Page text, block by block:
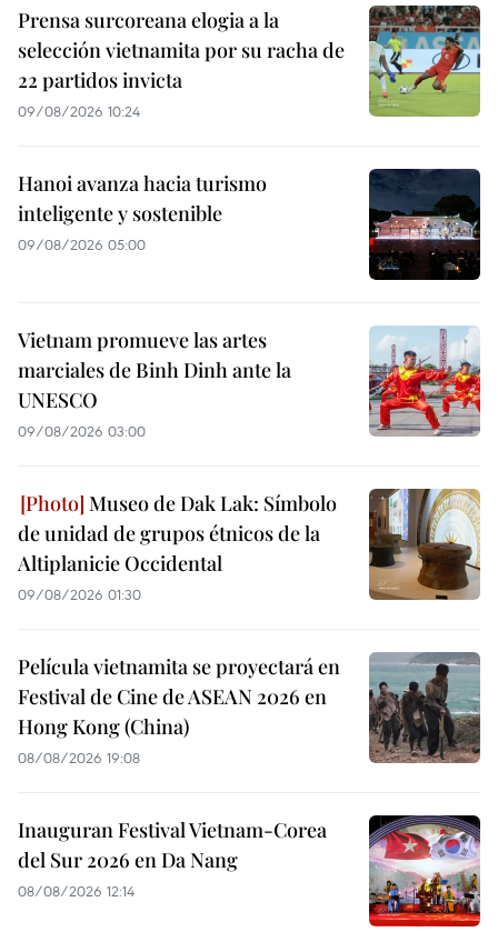
Prensa surcoreana elogia a la
selección vietnamita por su racha de
22 partidos invicta
09/08/2026 10:24
Hanoi avanza hacia turismo
inteligente y sostenible
09/08/2026 05:00
Vietnam promueve las artes
marciales de Binh Dinh ante la
UNESCO
09/08/2026 03:00
Museo de Dak Lak: Símbolo
de unidad de grupos étnicos de la
Altiplanicie Occidental
09/08/2026 01:30
Película vietnamita se proyectará en
Festival de Cine de ASEAN 2026 en
Hong Kong (China)
08/08/2026 19:08
Inauguran Festival Vietnam-Corea
del Sur 2026 en Da Nang
08/08/2026 12:14